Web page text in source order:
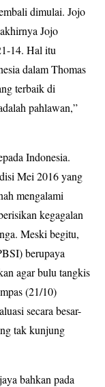
dimulai. Jojo
Jojo
14. Hal itu
dalam Thomas
terbaik di
pahlawan,”
Indonesia.
Mei 2016 yang
mengalami
kegagalan
Meski begitu,
berupaya
agar bulu tangkis
(21/10)
secara besar-
tak kunjung
bahkan pada